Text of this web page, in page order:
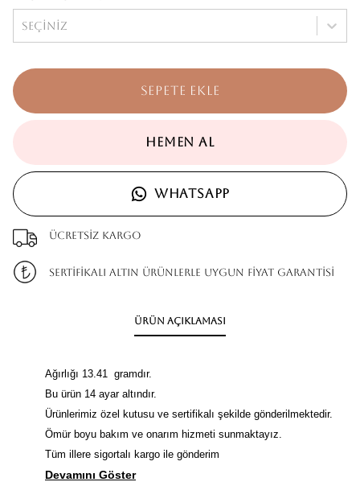
Seçiniz
SEPETE EKLE
HEMEN AL
WHATSAPP
Ücretsiz kargo
SERTİFİKALI ALTIN ÜRÜNLERLE UYGUN FİYAT GARANTİSİ
Ürün Açıklaması
Ağırlığı 13.41 gramdır.
Bu ürün 14 ayar altındır.
Ürünlerimiz özel kutusu ve sertifikalı şekilde gönderilmektedir.
Ömür boyu bakım ve onarım hizmeti sunmaktayız.
Tüm illere sigortalı kargo ile gönderim
Devamını Göster